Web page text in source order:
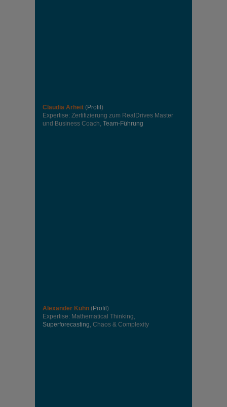
Claudia Arheit (Profil )
Expertise: Zertifizierung zum RealDrives Master
und Business Coach, Team-Führung
Alexander Kuhn (Profil )
Expertise: Mathematical Thinking,
Superforecasting, Chaos & Complexity